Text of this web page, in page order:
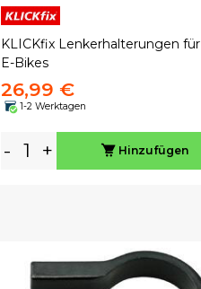
KLICKfix Lenkerhalterungen für
E-Bikes
26,99 €
1-2 Werktagen
- + Hinzufügen